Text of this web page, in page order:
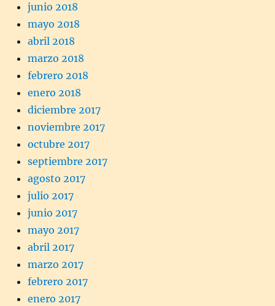
junio 2018
mayo 2018
abril 2018
marzo 2018
febrero 2018
enero 2018
diciembre 2017
noviembre 2017
octubre 2017
septiembre 2017
agosto 2017
julio 2017
junio 2017
mayo 2017
abril 2017
marzo 2017
febrero 2017
enero 2017